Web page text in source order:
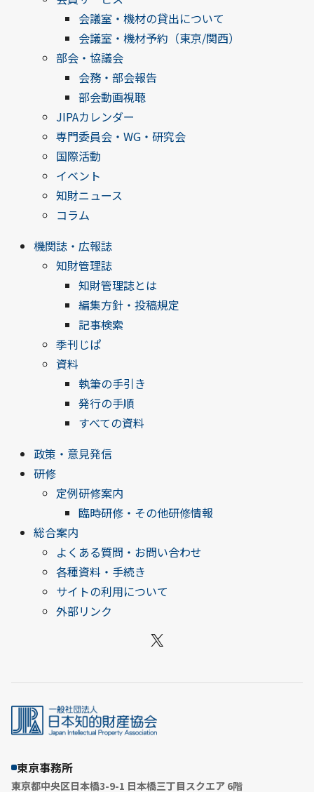
会議室・機材の貸出について
会議室・機材予約（東京/関西）
部会・協議会
会務・部会報告
部会動画視聴
JIPAカレンダー
専門委員会・WG・研究会
国際活動
イベント
知財ニュース
コラム
機関誌・広報誌
知財管理誌
知財管理誌とは
編集方針・投稿規定
記事検索
季刊じぱ
資料
執筆の手引き
発行の手順
すべての資料
政策・意見発信
研修
定例研修案内
臨時研修・その他研修情報
総合案内
よくある質問・お問い合わせ
各種資料・手続き
サイトの利用について
外部リンク
X
東京事務所
東京都中央区日本橋3-9-1 日本橋三丁目スクエア 6階